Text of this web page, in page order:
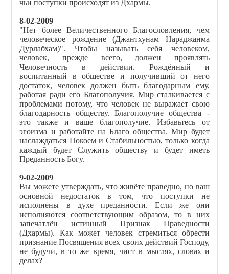
чьи поступки происходят из Дхармы.
8-02-2009
"Нет более Величественного Благословления, чем
человеческое рождение (Джантхунам Нараджанма
Дурлабхам)". Чтобы называть себя человеком,
человек, прежде всего, должен проявлять
Человечность в действии. Рождённый и
воспитанный в обществе и получивший от него
достаток, человек должен быть благодарным ему,
работая ради его Благополучия. Мир сталкивается с
проблемами потому, что человек не выражает свою
благодарность обществу. Благополучие общества -
это также и ваше благополучие. Избавьтесь от
эгоизма и работайте на Благо общества. Мир будет
наслаждаться Покоем и Стабильностью, только когда
каждый будет Служить обществу и будет иметь
Преданность Богу.
9-02-2009
Вы можете утверждать, что живёте праведно, но ваш
основной недостаток в том, что поступки не
исполнены в духе преданности. Если же они
исполняются соответствующим образом, то в них
запечатлён истинный Признак Праведности
(Дхармы). Как может человек стремиться обрести
признание Посвящения всех своих действий Господу,
не будучи, в то же время, чист в мыслях, словах и
делах?